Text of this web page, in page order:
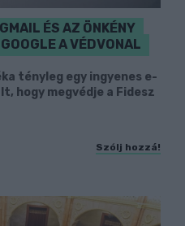
ÉS AZ ÖNKÉNY
A VÉDVONAL
tényleg egy ingyenes e-
hogy megvédje a Fidesz
Szólj hozzá!